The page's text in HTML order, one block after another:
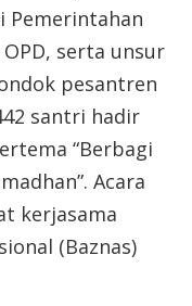
Pemerintahan
serta unsur
pesantren
santri hadir
“Berbagi
Acara
kerjasama
(Baznas)